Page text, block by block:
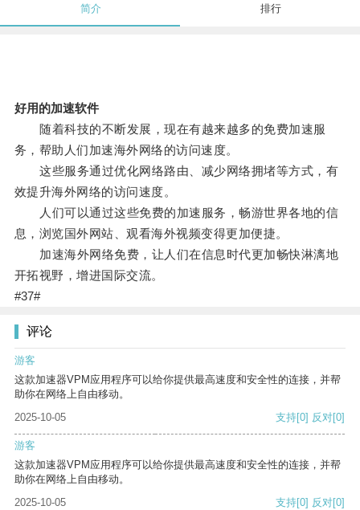
简介 排行
好用的加速软件
随着科技的不断发展，现在有越来越多的免费加速服
务，帮助人们加速海外网络的访问速度。
这些服务通过优化网络路由、减少网络拥堵等方式，有
效提升海外网络的访问速度。
人们可以通过这些免费的加速服务，畅游世界各地的信
息，浏览国外网站、观看海外视频变得更加便捷。
加速海外网络免费，让人们在信息时代更加畅快淋漓地
开拓视野，增进国际交流。
#37#
评论
游客
这款加速器VPM应用程序可以给你提供最高速度和安全性的连接，并帮
助你在网络上自由移动。
2025-10-05
支持[0] 反对[0]
游客
这款加速器VPM应用程序可以给你提供最高速度和安全性的连接，并帮
助你在网络上自由移动。
2025-10-05
支持[0] 反对[0]